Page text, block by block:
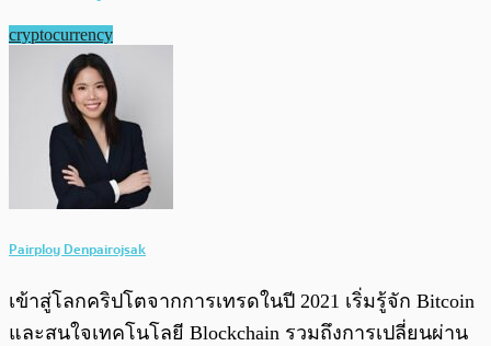
cryptocurrency
Pairploy Denpairojsak
เข้าสู่โลกคริปโตจากการเทรดในปี 2021 เริ่มรู้จัก Bitcoin
และสนใจเทคโนโลยี Blockchain รวมถึงการเปลี่ยนผ่าน